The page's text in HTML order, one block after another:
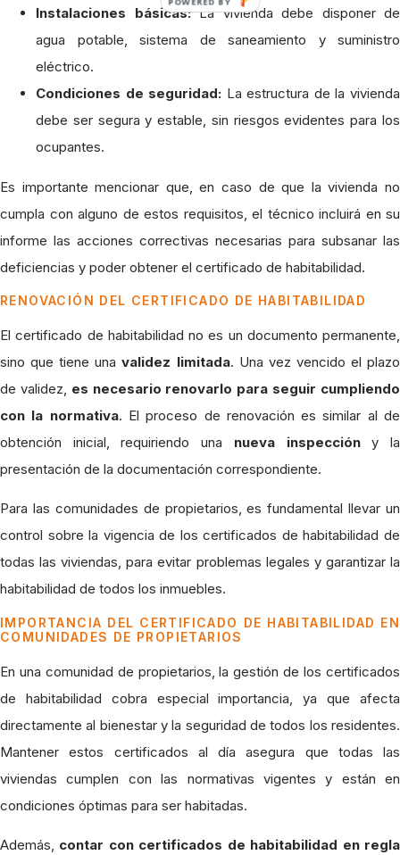
Instalaciones básicas:La vivienda debe disponer de
agua potable, sistema de saneamiento y suministro
eléctrico.
Condiciones de seguridad: La estructura de la vivienda
debe ser segura y estable, sin riesgos evidentes para los
ocupantes.
Es importante mencionar que, en caso de que la vivienda no
cumpla con alguno de estos requisitos, el técnico incluirá en su
informe las acciones correctivas necesarias para subsanar las
deficiencias y poder obtener el certificado de habitabilidad.
RENOVACIÓN DEL CERTIFICADO DE HABITABILIDAD
El certificado de habitabilidad no es un documento permanente,
sino que tiene unavalidez limitada. Una vez vencido el plazo
de validez, es necesario renovarlo para seguir cumpliendo
con la normativa. El proceso de renovación es similar al de
obtención inicial, requiriendo una nueva inspeccióny la
presentación de la documentación correspondiente.
Para las comunidades de propietarios, es fundamental llevar un
control sobre la vigencia de los certificados de habitabilidad de
todas las viviendas, para evitar problemas legales y garantizar la
habitabilidad de todos los inmuebles.
IMPORTANCIA DEL CERTIFICADO DE HABITABILIDAD EN
COMUNIDADES DE PROPIETARIOS
En una comunidad de propietarios, la gestión de los certificados
de habitabilidad cobra especial importancia, ya que afecta
directamente al bienestar y la seguridad de todos los residentes.
Mantener estos certificados al día asegura que todas las
viviendas cumplen con las normativas vigentes y están en
condiciones óptimas para ser habitadas.
Además, contar con certificados de habitabilidad en regla